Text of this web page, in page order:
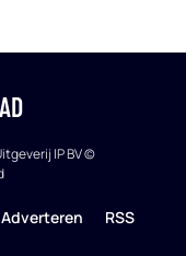
IP BV ©
Adverteren RSS